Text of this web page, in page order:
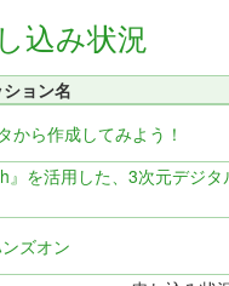
込み状況
ョン名
から作成してみよう！
を活用した、3次元デジタ
ズオン